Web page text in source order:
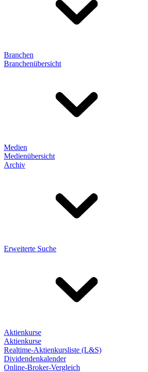
Branchen
Branchenübersicht
Medien
Medienübersicht
Archiv
Erweiterte Suche
Aktienkurse
Aktienkurse
Realtime-Aktienkursliste (L&S)
Dividendenkalender
Online-Broker-Vergleich